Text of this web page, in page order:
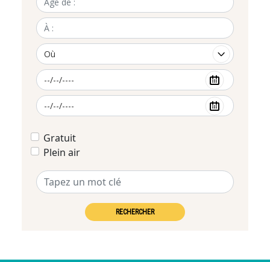
Gratuit
Plein air
RECHERCHER